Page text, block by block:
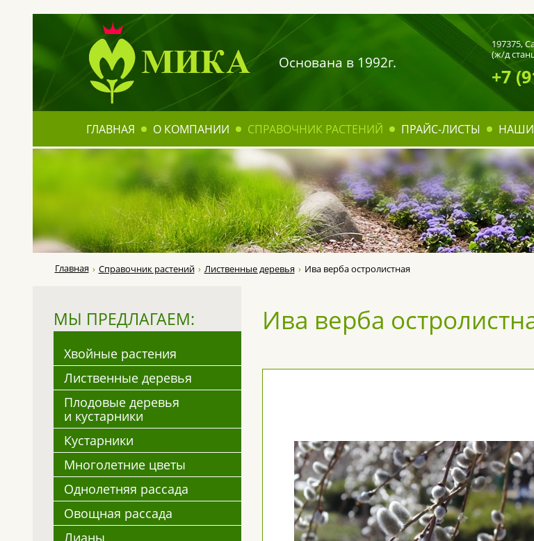
Основана в 1992г.
197375,
(ж/д
+7
ГЛАВНАЯ О КОМПАНИИ СПРАВОЧНИК РАСТЕНИЙ ПРАЙС-ЛИСТЫ НАШИ
Главная Справочник растений Лиственные деревья Ива верба остролистная
МЫ ПРЕДЛАГАЕМ:
Хвойные растения
Лиственные деревья
Плодовые деревья
и кустарники
Кустарники
Многолетние цветы
Однолетняя рассада
Овощная рассада
Лианы
Ива верба